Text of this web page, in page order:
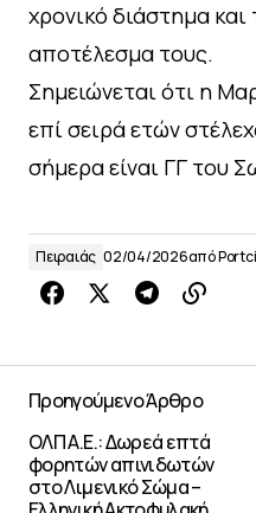
χρονικό διάστημα
αποτέλεσμα τους.
Σημειώνεται ότι η
επί σειρά ετών
σήμερα είναι ΓΓ του
Πειραιάς 02/04/2026από
Προηγούμενο Άρθρο
ΟΛΠ A.E.: Δωρεά επτά
φορητών απινιδωτών
στο Λιμενικό Σώμα –